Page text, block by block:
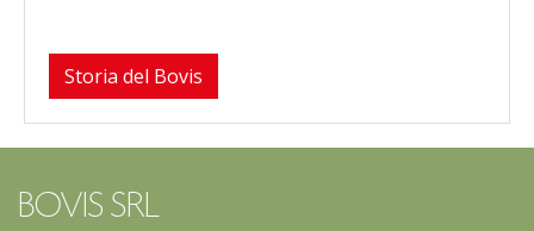
Storia del Bovis
BOVIS SRL